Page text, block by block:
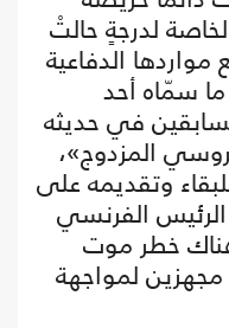
لدرجةٍ حالتْ
مواردها الدفاعية
سمّاه أحد
في حديثه
المزدوج»،
وتقديمه على
الرئيس الفرنسي
خطر موت
مجهزين لمواجهة